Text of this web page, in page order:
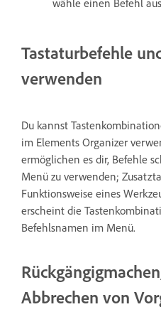
Tastaturbefehle
verwenden
Du kannst
im Elements Organizer
ermöglichen es dir, Befehle
Menü zu verwenden;
Funktionsweise eines
erscheint die
Befehlsnamen im Menü.
Abbrechen von